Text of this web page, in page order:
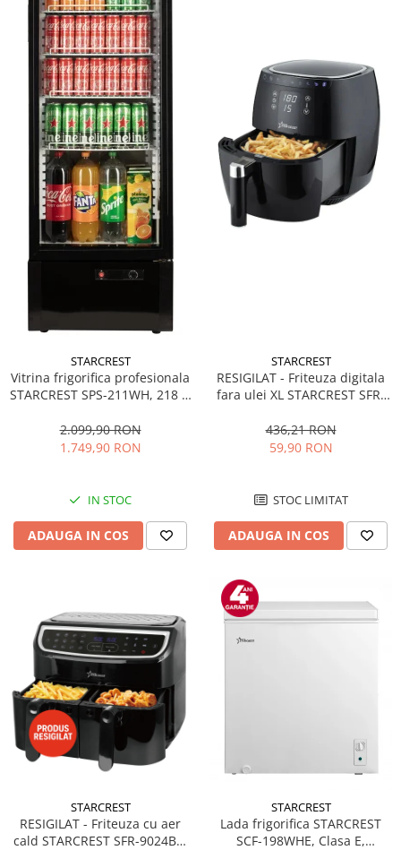
STARCREST
Vitrina frigorifica profesionala
STARCREST SPS-211WH, 218 L,
LED, H 141 cm, Negru
2.099,90 RON
1.749,90 RON
IN STOC
ADAUGA IN COS
STARCREST
RESIGILAT - Friteuza digitala
fara ulei XL STARCREST SFR-
Termostat 80 - 200 °C, 8
programe predefinite, Negru
436,21 RON
59,90 RON
STOC LIMITAT
ADAUGA IN COS
STARCREST
RESIGILAT - Friteuza cu aer
cald STARCREST SFR-9024BK,
STARCREST
Lada frigorifica STARCREST
SCF-198WHE, Clasa E,